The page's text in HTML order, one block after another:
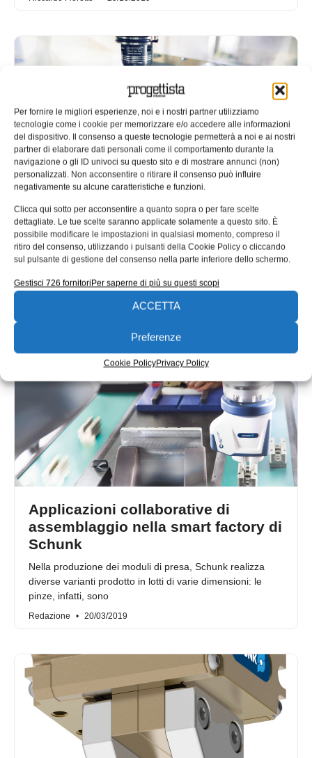
Per fornire le migliori esperienze, noi e i nostri partner utilizziamo
tecnologie come i cookie per memorizzare e/o accedere alle informazioni
del dispositivo. Il consenso a queste tecnologie permetterà a noi e ai nostri
partner di elaborare dati personali come il comportamento durante la
navigazione o gli ID univoci su questo sito e di mostrare annunci (non)
personalizzati. Non acconsentire o ritirare il consenso può influire
negativamente su alcune caratteristiche e funzioni.
Clicca qui sotto per acconsentire a quanto sopra o per fare scelte
dettagliate. Le tue scelte saranno applicate solamente a questo sito. È
possibile modificare le impostazioni in qualsiasi momento, compreso il
ritiro del consenso, utilizzando i pulsanti della Cookie Policy o cliccando
sul pulsante di gestione del consenso nella parte inferiore dello schermo.
Gestisci 726 fornitoriPer saperne di più su questi scopi
ACCETTA
Preferenze
Cookie PolicyPrivacy Policy
sistematico alla scelta del
portautensile
Oltre all’utensile da taglio, è la scelta del giusto
lavorazione. I più moderni
Applicazioni collaborative di
assemblaggio nella smart factory di
Schunk
Nella produzione dei moduli di presa, Schunk realizza
diverse varianti prodotto in lotti di varie dimensioni: le
pinze, infatti, sono
Redazione 20/03/2019